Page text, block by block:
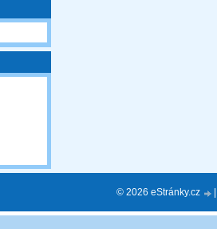
© 2026 eStránky.cz